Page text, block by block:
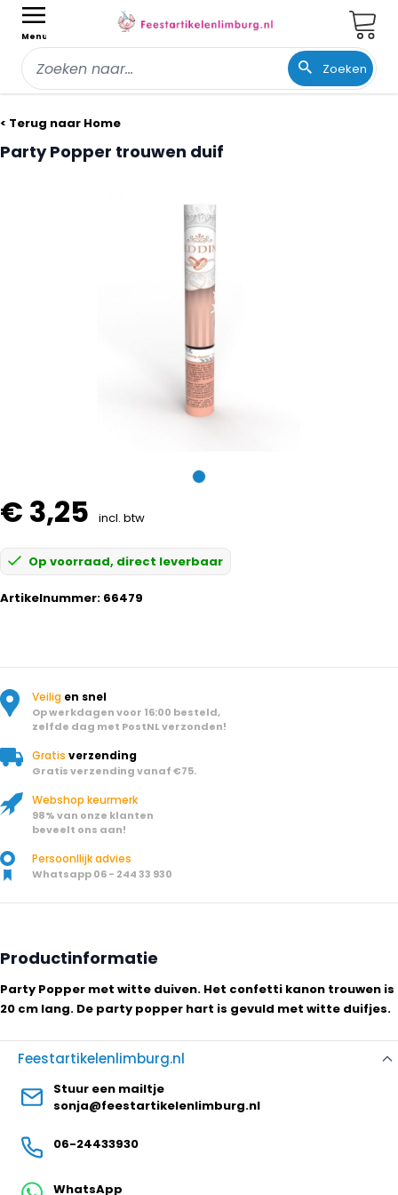
Menu
Zoeken
< Terug naar Home
Party Popper trouwen duif
€ 3,25 incl. btw
Op voorraad, direct leverbaar
Artikelnummer: 66479
Veilig en snel
Op werkdagen voor 16:00 besteld,
zelfde dag met PostNL verzonden!
Gratis verzending
Gratis verzending vanaf €75.
Webshop keurmerk
98% van onze klanten
beveelt ons aan!
Persoonllijk advies
Whatsapp 06 - 244 33 930
Productinformatie
Party Popper met witte duiven. Het confetti kanon trouwen is
20 cm lang. De party popper hart is gevuld met witte duifjes.
Feestartikelenlimburg.nl
Stuur een mailtje
sonja@feestartikelenlimburg.nl
06-24433930
WhatsApp